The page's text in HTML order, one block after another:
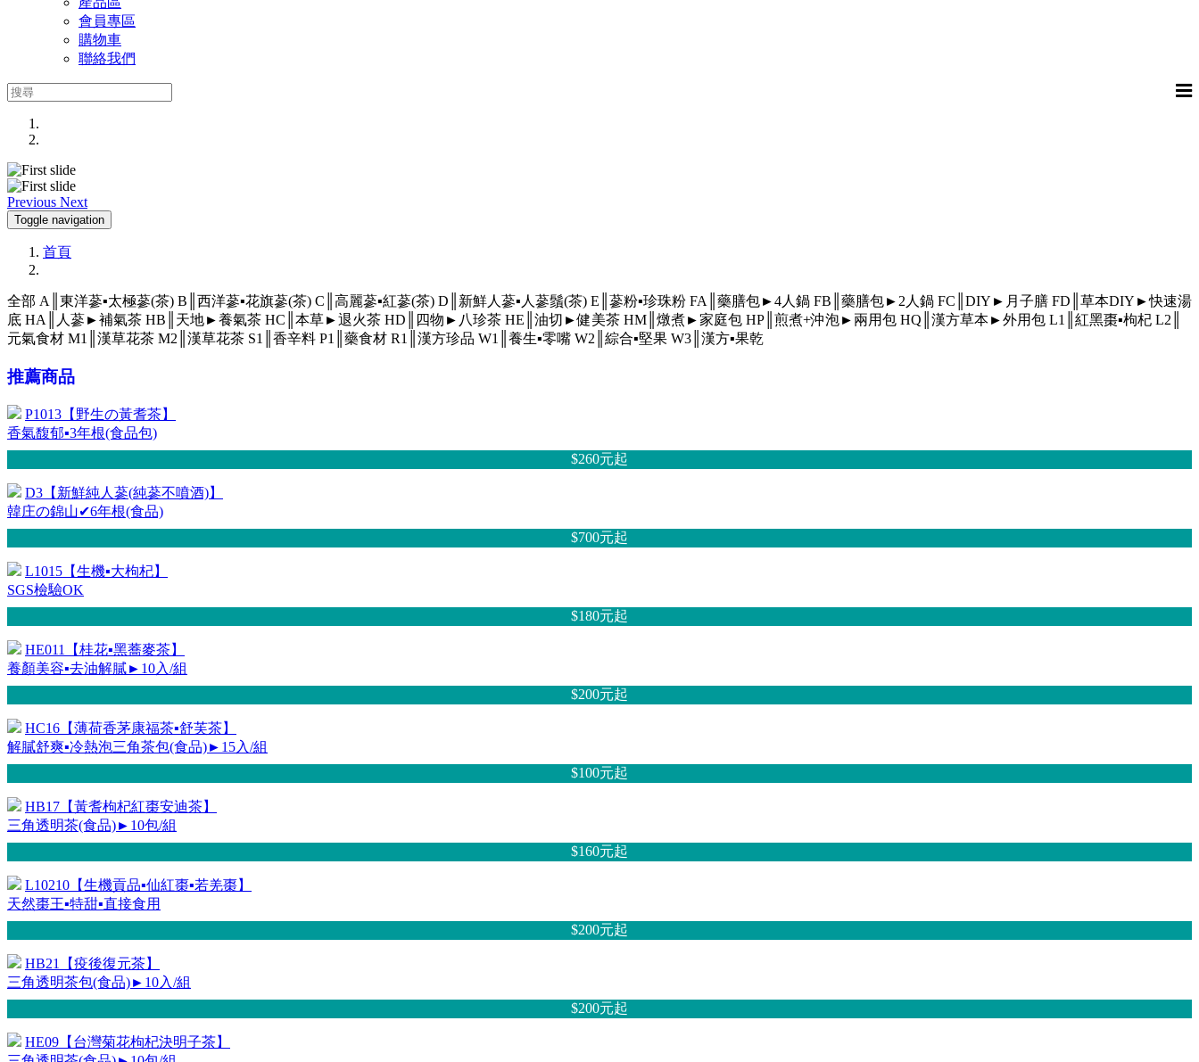
會員專區
購物車
聯絡我們
Previous Next
Toggle navigation
首頁
全部 A║東洋蔘▪太極蔘(茶) B║西洋蔘▪花旗蔘(茶) C║高麗蔘▪紅蔘(茶) D║新鮮人蔘▪人蔘鬚(茶) E║蔘粉▪珍珠粉 FA║藥膳包►4人鍋 FB║藥膳包►2人鍋 FC║DIY►月子膳 FD║草本DIY►快速湯
底 HA║人蔘►補氣茶 HB║天地►養氣茶 HC║本草►退火茶 HD║四物►八珍茶 HE║油切►健美茶 HM║燉煮►家庭包 HP║煎煮+沖泡►兩用包 HQ║漢方草本►外用包 L1║紅黑棗▪枸杞 L2║
元氣食材 M1║漢草花茶 M2║漢草花茶 S1║香辛料 P1║藥食材 R1║漢方珍品 W1║養生▪零嘴 W2║綜合▪堅果 W3║漢方▪果乾
推薦商品
P1013【野生の黃耆茶】
香氣馥郁▪3年根(食品包)
$260元起
D3【新鮮純人蔘(純蔘不噴酒)】
韓庄の錦山✔6年根(食品)
$700元起
L1015【生機▪大枸杞】
SGS檢驗OK
$180元起
HE011【桂花▪黑蕎麥茶】
養顏美容▪去油解膩►10入/組
$200元起
HC16【薄荷香茅康福茶▪舒芙茶】
解膩舒爽▪冷熱泡三角茶包(食品)►15入/組
$100元起
HB17【黃耆枸杞紅棗安迪茶】
三角透明茶(食品)►10包/組
$160元起
L10210【生機貢品▪仙紅棗▪若羌棗】
天然棗王▪特甜▪直接食用
$200元起
HB21【疫後復元茶】
三角透明茶包(食品)►10入/組
$200元起
HE09【台灣菊花枸杞決明子茶】